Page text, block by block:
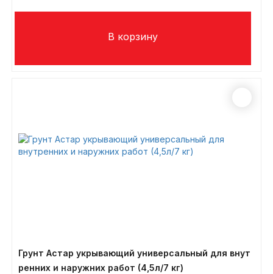
Грунт Астар укрывающий универсальный для внут
ренних и наружних работ (4,5л/7 кг)